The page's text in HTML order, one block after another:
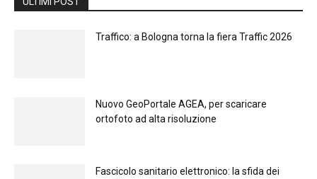
Traffico: a Bologna torna la fiera Traffic 2026
Nuovo GeoPortale AGEA, per scaricare
ortofoto ad alta risoluzione
Fascicolo sanitario elettronico: la sfida dei